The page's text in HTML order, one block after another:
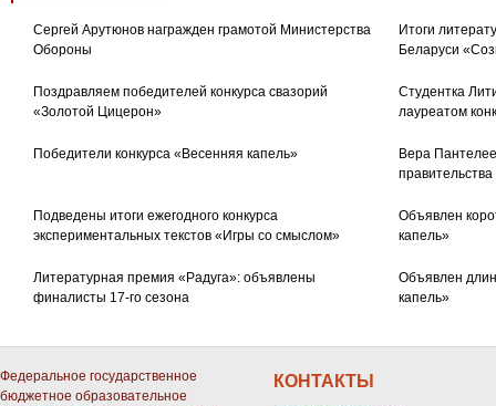
Сергей Арутюнов награжден грамотой Министерства
Обороны
Итоги
Беларуси
Поздравляем победителей конкурса свазорий
«Золотой Цицерон»
Студентка
лауреатом
Победители конкурса «Весенняя капель»
Вера
Подведены итоги ежегодного конкурса
экспериментальных текстов «Игры со смыслом»
Объявлен
капель»
Литературная премия «Радуга»: объявлены
финалисты 17-го сезона
Объявлен
капель»
Федеральное государственное
бюджетное образовательное
КОНТАКТЫ